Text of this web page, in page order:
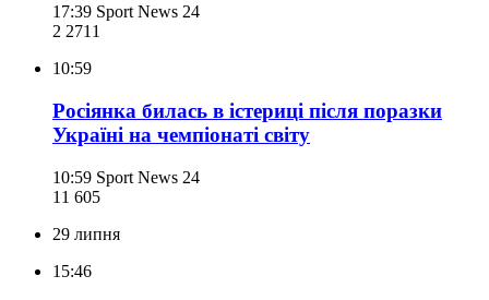
17:39 Sport News 24
2 271 1
10:59
Росіянка билась в істериці після поразки
Україні на чемпіонаті світу
10:59 Sport News 24
11 605
29 липня
15:46